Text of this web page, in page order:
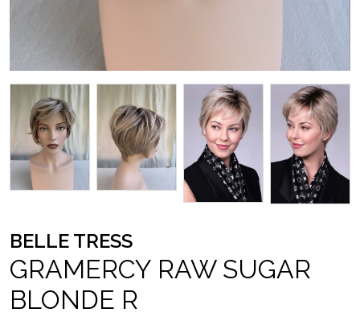
BELLE TRESS
GRAMERCY RAW SUGAR
BLONDE R